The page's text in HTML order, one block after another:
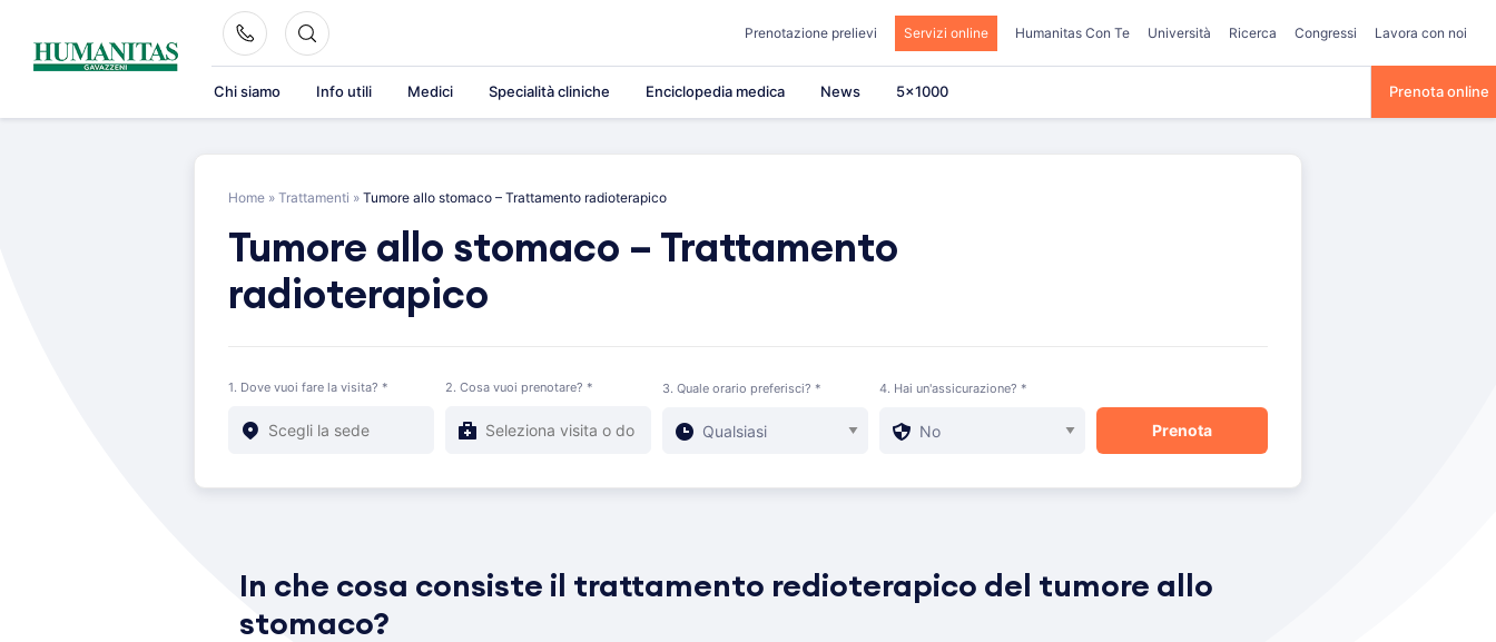
content
Prenotazione prelievi Servizi online Humanitas Con Te Università Ricerca Congressi Lavora con noi
Chi siamo Info utili Medici Specialità cliniche Enciclopedia medica News 5×1000 Prenota online
Home » Trattamenti » Tumore allo stomaco – Trattamento radioterapico
Tumore allo stomaco – Trattamento
radioterapico
1. Dove vuoi fare la visita? * 2. Cosa vuoi prenotare? * 3. Quale orario preferisci? * 4. Hai un'assicurazione? *
In che cosa consiste il trattamento redioterapico del tumore allo
stomaco?